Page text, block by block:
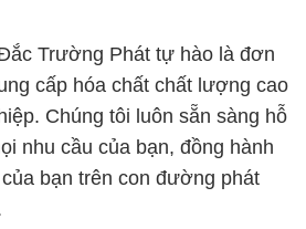
Trường Phát tự hào là đơn
cấp hóa chất chất lượng cao
Chúng tôi luôn sẵn sàng hỗ
nhu cầu của bạn, đồng hành
bạn trên con đường phát